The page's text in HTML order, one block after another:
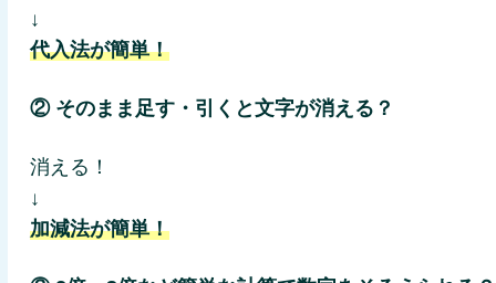
↓
代入法が簡単！
② そのまま足す・引くと文字が消える？
消える！
↓
加減法が簡単！